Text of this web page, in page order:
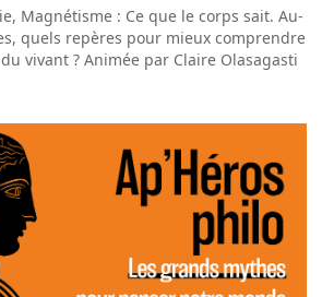
Magnétisme : Ce que le corps sait. Au-
quels repères pour mieux comprendre
vivant ? Animée par Claire Olasagasti